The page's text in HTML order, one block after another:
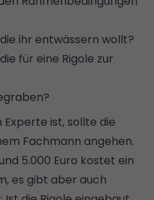
ihr entwässern wollt?
für eine Rigole zur
ist, sollte die
Fachmann angehen.
5.000 Euro kostet ein
es gibt aber auch